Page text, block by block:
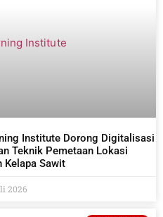
Institute Dorong Digitalisasi
Teknik Pemetaan Lokasi
Kelapa Sawit
2026